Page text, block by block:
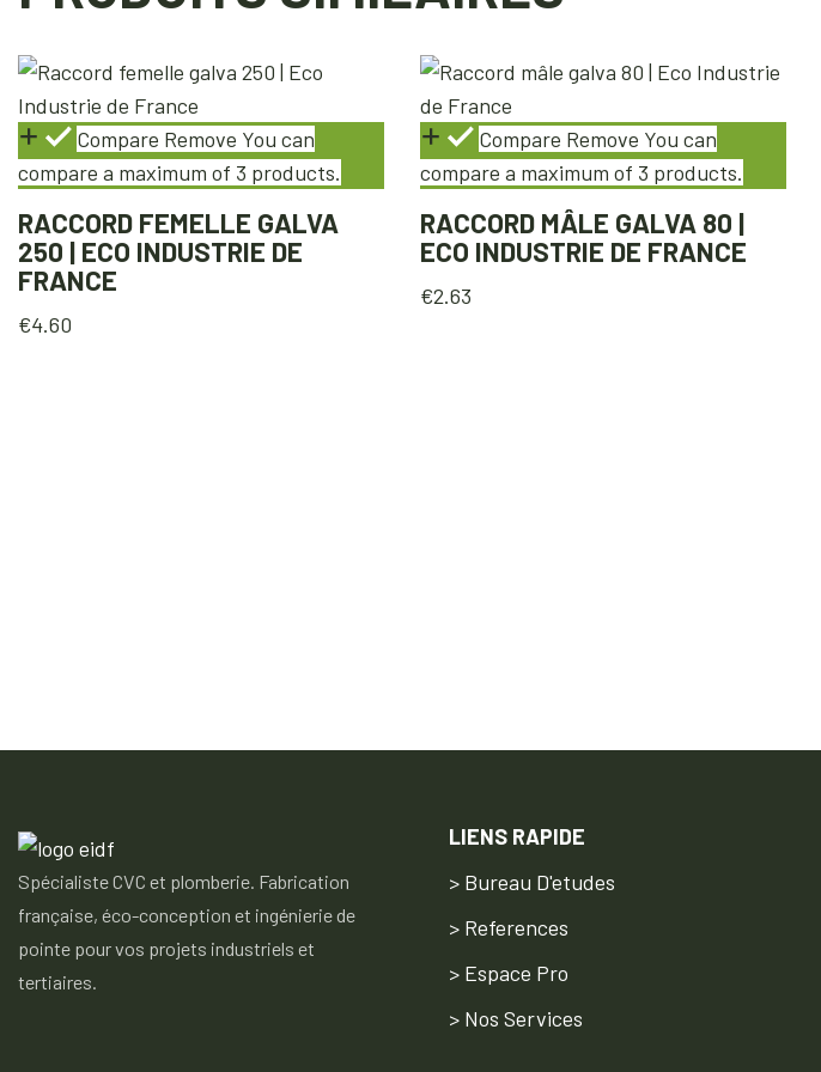
Compare Remove You can
compare a maximum of 3 products.
RACCORD FEMELLE GALVA
250 | ECO INDUSTRIE DE
FRANCE
€4.60
Compare Remove You can
compare a maximum of 3 products.
RACCORD MÂLE GALVA 80 |
ECO INDUSTRIE DE FRANCE
€2.63
Spécialiste CVC et plomberie. Fabrication
française, éco-conception et ingénierie de
pointe pour vos projets industriels et
tertiaires.
LIENS RAPIDE
> Bureau D'etudes
> References
> Espace Pro
> Nos Services